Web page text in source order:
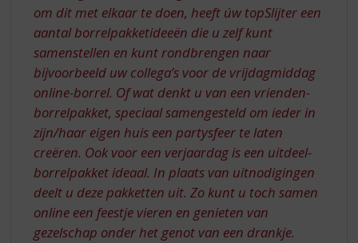
om dit met elkaar te doen, heeft úw topSlijter een
aantal borrelpakketideeën die u zelf kunt
samenstellen en kunt rondbrengen naar
bijvoorbeeld uw collega’s voor de vrijdagmiddag
online-borrel. Of wat denkt u van een vrienden-
borrelpakket, speciaal samengesteld om ieder in
zijn/haar eigen huis een partysfeer te laten
creëren. Ook voor een verjaardag is een uitdeel-
borrelpakket ideaal. In plaats van uitnodigingen
deelt u deze pakketten uit. Zo kunt u toch samen
online een feestje vieren en genieten van
gezelschap onder het genot van een drankje.